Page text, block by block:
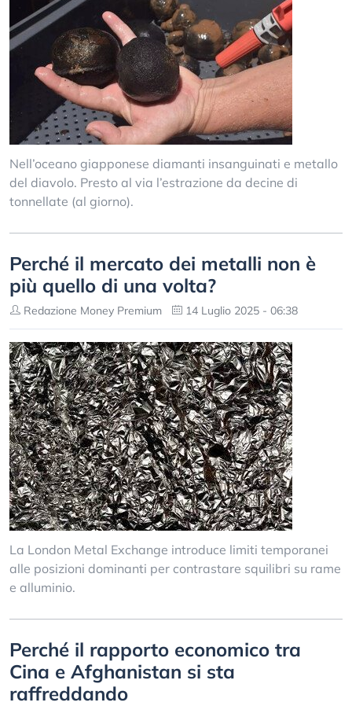
Nell’oceano giapponese diamanti insanguinati e metallo
del diavolo. Presto al via l’estrazione da decine di
tonnellate (al giorno).
Perché il mercato dei metalli non è
più quello di una volta?
Redazione Money Premium 14 Luglio 2025 - 06:38
La London Metal Exchange introduce limiti temporanei
alle posizioni dominanti per contrastare squilibri su rame
e alluminio.
Perché il rapporto economico tra
Cina e Afghanistan si sta
raffreddando